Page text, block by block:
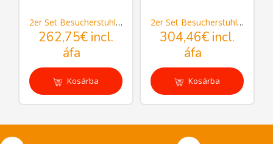
2er Set Besucherstuhl Pepe
262,75€ incl.
áfa
Kosárba
2er Set Besucherstuhl Pepe
304,46€ incl.
áfa
Kosárba